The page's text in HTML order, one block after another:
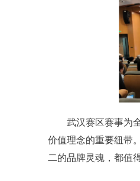
武汉赛区赛事为
价值理念的重要纽带
二的品牌灵魂，都值